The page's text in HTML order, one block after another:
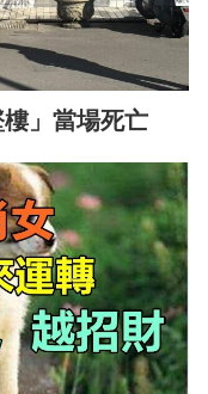
」當場死亡